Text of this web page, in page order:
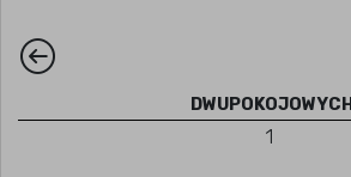
DWUPOKOJOWYCH
1